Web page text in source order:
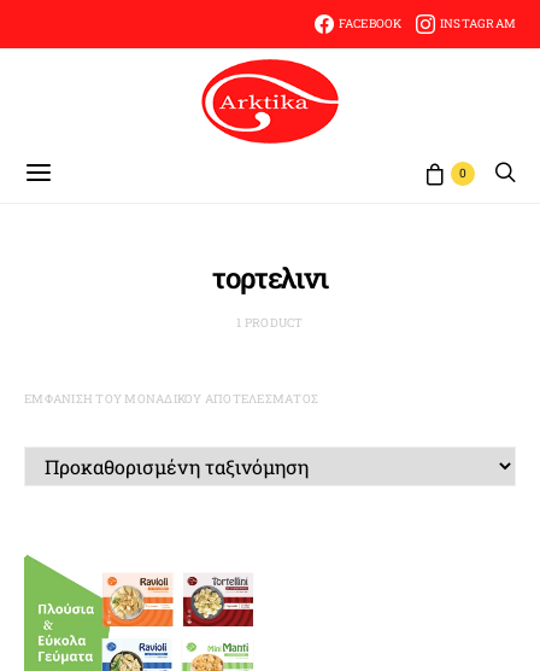
FACEBOOK INSTAGRAM
0
τορτελινι
1 PRODUCT
ΕΜΦΆΝΙΣΗ ΤΟΥ ΜΟΝΑΔΙΚΟΎ ΑΠΟΤΕΛΈΣΜΑΤΟΣ